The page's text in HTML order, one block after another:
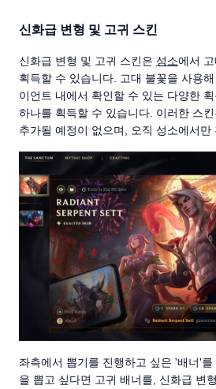
신화급 변형 및 고귀 스킨
신화급 변형 및 고귀 스킨은 성소에서
획득할 수 있습니다. 고대 불꽃을 사용
이언트 내에서 확인할 수 있는 다양한
하나를 획득할 수 있습니다. 이러한 스
추가될 예정이 없으며, 오직 성소에서만
좌측에서 뽑기를 진행하고 싶은 '배너'
을 뽑고 싶다면 고귀 배너를, 신화급 변